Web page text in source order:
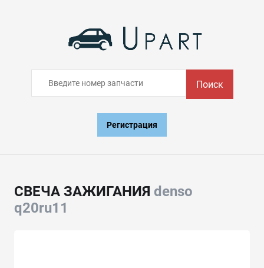
Поиск
Регистрация
СВЕЧА ЗАЖИГАНИЯ denso
q20ru11